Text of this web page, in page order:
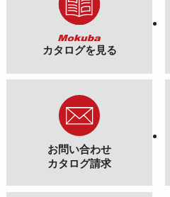
カタログを見る
お問い合わせ
カタログ請求